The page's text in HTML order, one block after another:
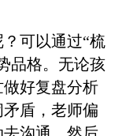
可以通过“梳
品格。无论孩
好复盘分析
盾，老师偏